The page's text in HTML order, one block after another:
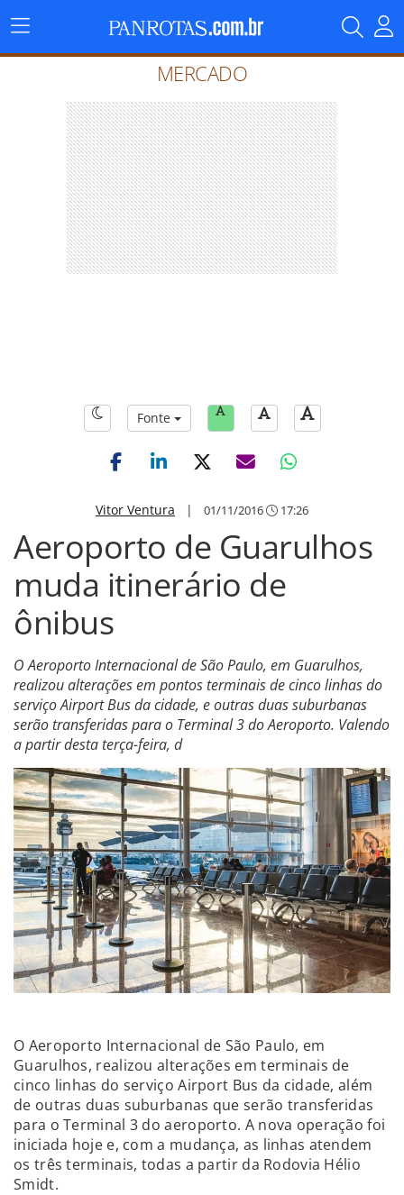
Menu
Principal
MERCADO
Fonte
Vitor Ventura | 01/11/2016 17:26
Aeroporto de Guarulhos
muda itinerário de
ônibus
O Aeroporto Internacional de São Paulo, em Guarulhos,
realizou alterações em pontos terminais de cinco linhas do
serviço Airport Bus da cidade, e outras duas suburbanas
serão transferidas para o Terminal 3 do Aeroporto. Valendo
a partir desta terça-feira, d
O Aeroporto Internacional de São Paulo, em
Guarulhos, realizou alterações em terminais de
cinco linhas do serviço Airport Bus da cidade, além
de outras duas suburbanas que serão transferidas
para o Terminal 3 do aeroporto. A nova operação foi
iniciada hoje e, com a mudança, as linhas atendem
os três terminais, todas a partir da Rodovia Hélio
Smidt.